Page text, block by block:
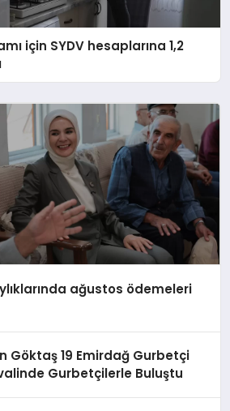
için SYDV hesaplarına 1,2
ağustos ödemeleri
Göktaş 19 Emirdağ Gurbetçi
Gurbetçilerle Buluştu